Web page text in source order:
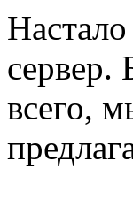
сервер.
всего,